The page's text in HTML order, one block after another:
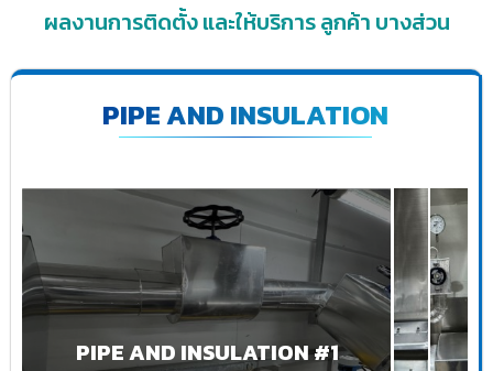
ผลงานการติดตั้ง และให้บริการ ลูกค้า บางส่วน
PIPE AND INSULATION
PIPE AND INSULATION #1